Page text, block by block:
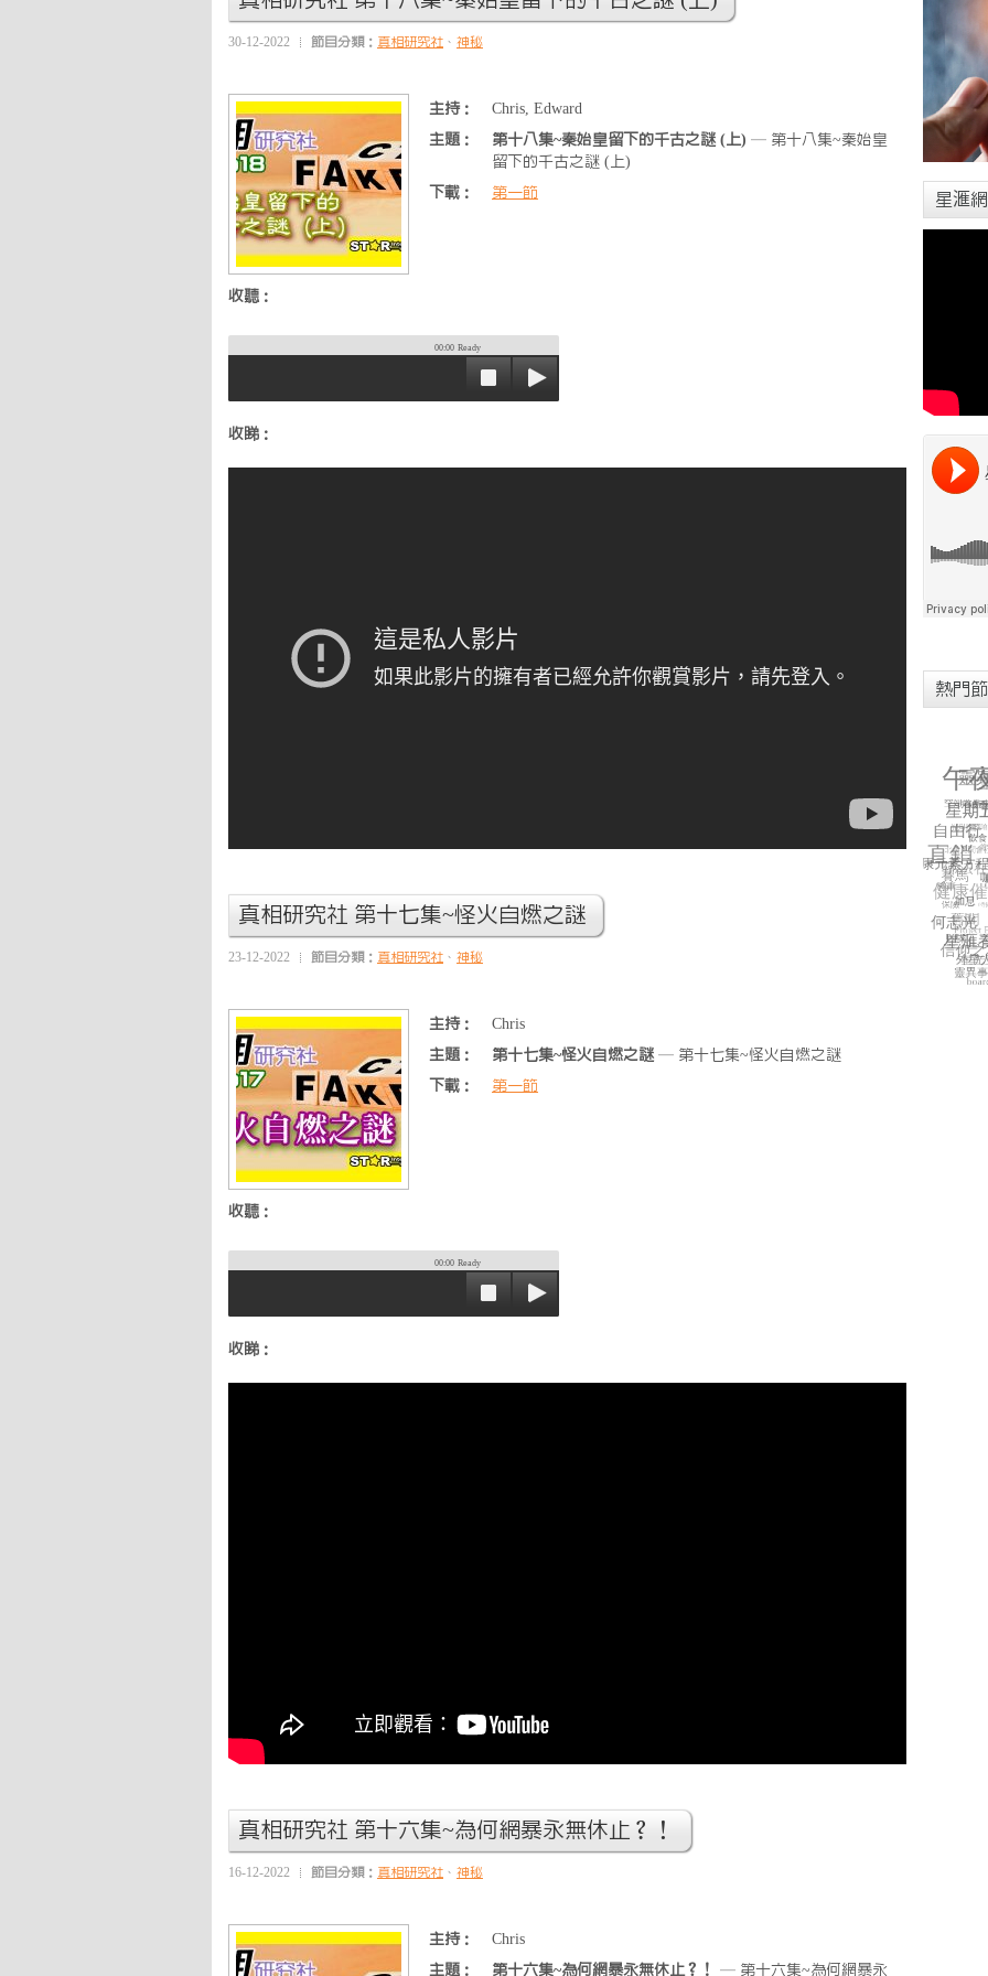
30-12-2022 節目分類： 真相研究社 、 神秘
主持：
Chris, Edward
主題：
第十八集~秦始皇留下的千古之謎 (上) — 第十八集~秦始皇
留下的千古之謎 (上)
下載：
第一節
收聽：
00:00 Ready
收睇：
真相研究社 第十七集~怪火自燃之謎
23-12-2022 節目分類： 真相研究社 、 神秘
主持：
Chris
主題：
第十七集~怪火自燃之謎 — 第十七集~怪火自燃之謎
下載：
第一節
收聽：
00:00 Ready
收睇：
真相研究社 第十六集~為何網暴永無休止？！
16-12-2022 節目分類： 真相研究社 、 神秘
主持：
Chris
主題：
第十六集~為何網暴永無休止？！
— 第十六集~為何網暴永
星滙
熱門